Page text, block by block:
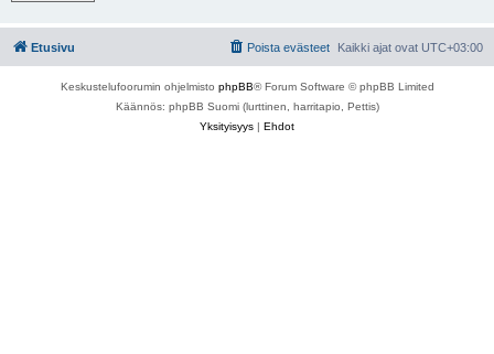
Etusivu Kaikki ajat ovat UTC+03:00
Poista evästeet
Keskustelufoorumin ohjelmisto phpBB® Forum Software © phpBB Limited
Käännös: phpBB Suomi (lurttinen, harritapio, Pettis)
Yksityisyys | Ehdot